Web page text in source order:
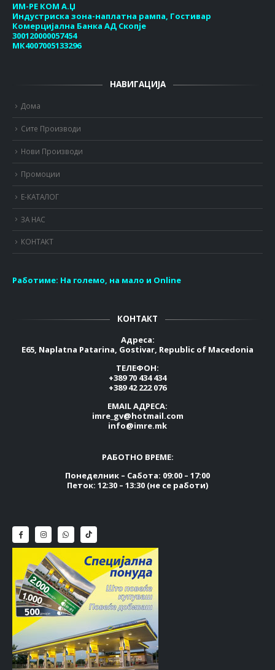
ИМ-РЕ КОМ А.Џ
Индустриска зона-наплатна рампа, Гостивар
Комерцијална Банка АД Скопје
300120000057454
МК4007005133296
НАВИГАЦИЈА
Дома
Сите Производи
Нови Производи
Промоции
Е-КАТАЛОГ
ЗА НАС
КОНТАКТ
Работиме: На големо, на мало и Online
КОНТАКТ
Адреса:
E65, Naplatna Patarina, Gostivar, Republic of Macedonia
ТЕЛЕФОН:
+389 70 434 434
+389 42 222 076
EMAIL АДРЕСА:
imre_gv@hotmail.com
info@imre.mk
РАБОТНО ВРЕМЕ:
Понеделник – Сабота: 09:00 – 17:00
Петок: 12:30 – 13:30 (не се работи)